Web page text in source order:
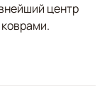
центр